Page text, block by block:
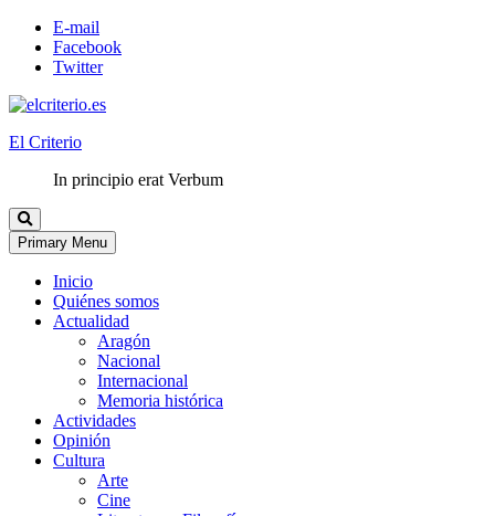
E-mail
Facebook
Twitter
El Criterio
In principio erat Verbum
Primary Menu
Inicio
Quiénes somos
Actualidad
Aragón
Nacional
Internacional
Memoria histórica
Actividades
Opinión
Cultura
Arte
Cine